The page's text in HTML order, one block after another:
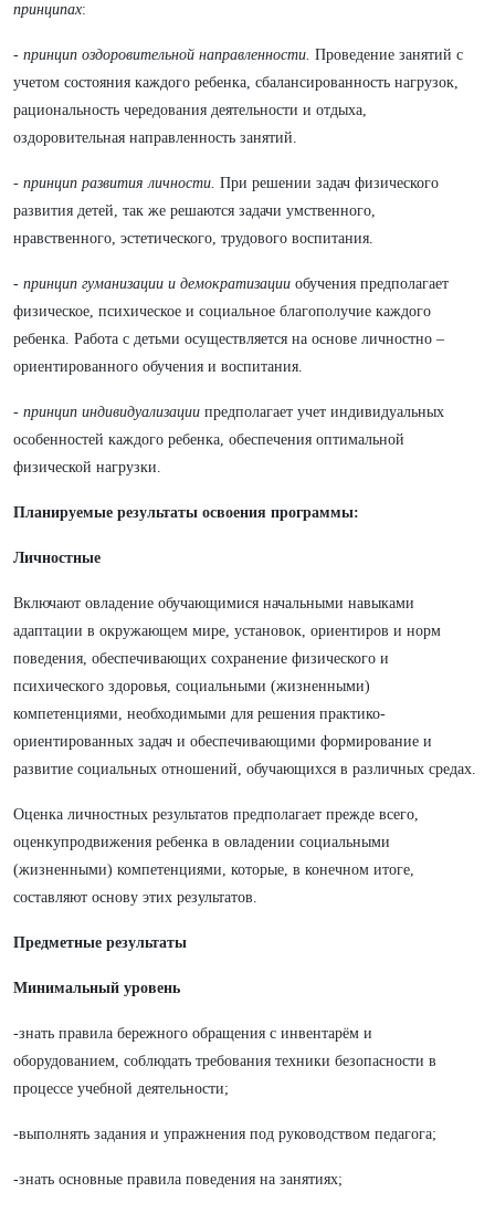
принципах:
- принцип оздоровительной направленности. Проведение занятий с
учетом состояния каждого ребенка, сбалансированность нагрузок,
рациональность чередования деятельности и отдыха,
оздоровительная направленность занятий.
- принцип развития личности. При решении задач физического
развития детей, так же решаются задачи умственного,
нравственного, эстетического, трудового воспитания.
- принцип гуманизации и демократизации обучения предполагает
физическое, психическое и социальное благополучие каждого
ребенка. Работа с детьми осуществляется на основе личностно –
ориентированного обучения и воспитания.
- принцип индивидуализации предполагает учет индивидуальных
особенностей каждого ребенка, обеспечения оптимальной
физической нагрузки.
Планируемые результаты освоения программы:
Личностные
Включают овладение обучающимися начальными навыками
адаптации в окружающем мире, установок, ориентиров и норм
поведения, обеспечивающих сохранение физического и
психического здоровья, социальными (жизненными)
компетенциями, необходимыми для решения практико-
ориентированных задач и обеспечивающими формирование и
развитие социальных отношений, обучающихся в различных средах.
Оценка личностных результатов предполагает прежде всего,
оценкупродвижения ребенка в овладении социальными
(жизненными) компетенциями, которые, в конечном итоге,
составляют основу этих результатов.
Предметные результаты
Минимальный уровень
-знать правила бережного обращения с инвентарём и
оборудованием, соблюдать требования техники безопасности в
процессе учебной деятельности;
-выполнять задания и упражнения под руководством педагога;
-знать основные правила поведения на занятиях;